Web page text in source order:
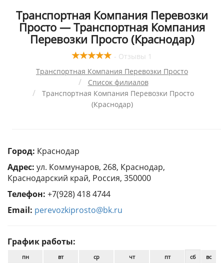
Транспортная Компания Перевозки
Просто — Транспортная Компания
Перевозки Просто (Краснодар)
- Отзывы 1
Транспортная Компания Перевозки Просто
Список филиалов
Транспортная Компания Перевозки Просто
(Краснодар)
Город: Краснодар
Адрес: ул. Коммунаров, 268, Краснодар,
Краснодарский край, Россия, 350000
Телефон: +7(928) 418 4744
Email: perevozkiprosto@bk.ru
График работы:
пн
вт
ср
чт
пт
сб
вс